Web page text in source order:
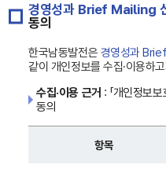
경영성과 Brief Mailing
동의
한국남동발전은 경영성과
같이 개인정보를 수집·이용하
수집·이용 근거 : 「개인정보
동의
항목